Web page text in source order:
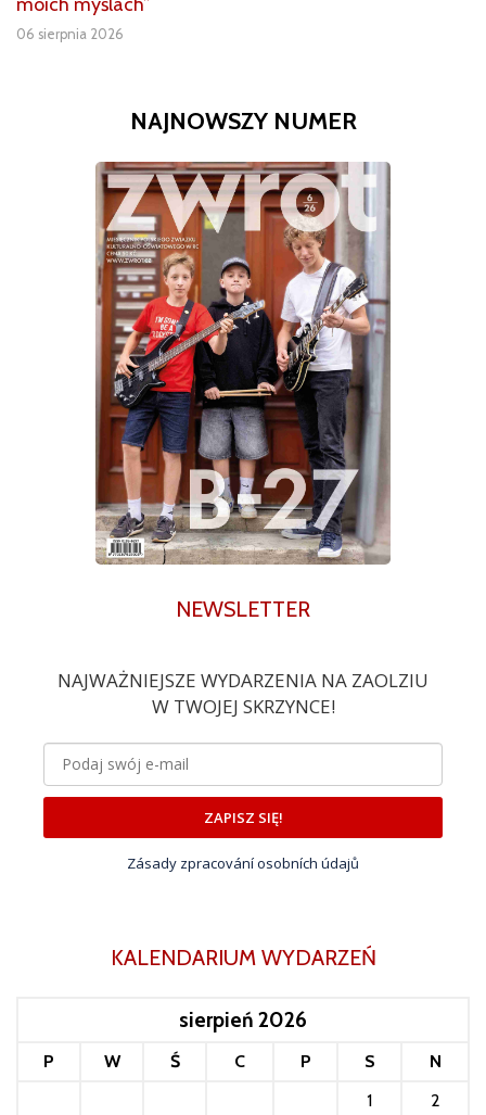
06 sierpnia 2026
NAJNOWSZY NUMER
NEWSLETTER
NAJWAŻNIEJSZE WYDARZENIA NA ZAOLZIU
W TWOJEJ SKRZYNCE!
ZAPISZ SIĘ!
Zásady zpracování osobních údajů
KALENDARIUM WYDARZEŃ
sierpień 2026
P W Ś C P S
N
1
2